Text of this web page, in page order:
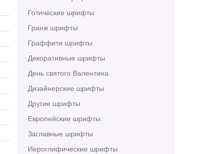
Готические шрифты
Гранж шрифты
Граффити шрифты
Декоративные шрифты
День святого Валентина
Дизайнерские шрифты
Другие шрифты
Европейские шрифты
Заглавные шрифты
Иероглифические шрифты